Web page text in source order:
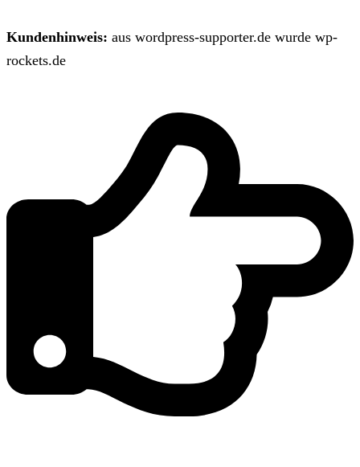
Kundenhinweis: aus wordpress-supporter.de wurde wp-
rockets.de